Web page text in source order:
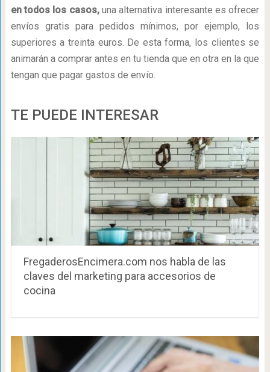
en todos los casos, una alternativa interesante es ofrecer
envíos gratis para pedidos mínimos, por ejemplo, los
superiores a treinta euros. De esta forma, los clientes se
animarán a comprar antes en tu tienda que en otra en la que
tengan que pagar gastos de envío.
TE PUEDE INTERESAR
FregaderosEncimera.com nos habla de las
claves del marketing para accesorios de
cocina